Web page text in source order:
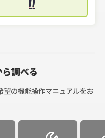
調べる
の機能操作マニュアルをお